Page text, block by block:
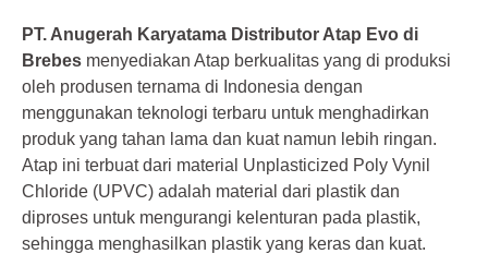
PT. Anugerah Karyatama Distributor Atap Evo di
Brebes menyediakan Atap berkualitas yang di produksi
oleh produsen ternama di Indonesia dengan
menggunakan teknologi terbaru untuk menghadirkan
produk yang tahan lama dan kuat namun lebih ringan.
Atap ini terbuat dari material Unplasticized Poly Vynil
Chloride (UPVC) adalah material dari plastik dan
diproses untuk mengurangi kelenturan pada plastik,
sehingga menghasilkan plastik yang keras dan kuat.